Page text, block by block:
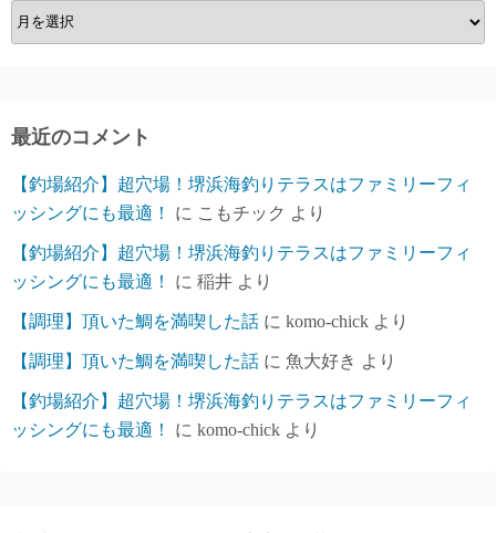
ア
ー
ブ
最近のコメント
【釣場紹介】超穴場！堺浜海釣りテラスはファミリーフィ
ッシングにも最適！
に こもチック より
【釣場紹介】超穴場！堺浜海釣りテラスはファミリーフィ
ッシングにも最適！
に 稲井 より
【調理】頂いた鯛を満喫した話 に komo-chick より
【調理】頂いた鯛を満喫した話 に 魚大好き より
【釣場紹介】超穴場！堺浜海釣りテラスはファミリーフィ
ッシングにも最適！
に komo-chick より